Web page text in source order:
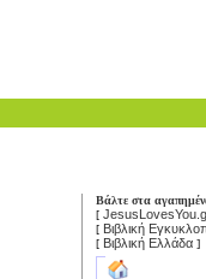
Βάλτε στα
[
[ Βιβλική
[ Βιβλική Ελλάδα ]